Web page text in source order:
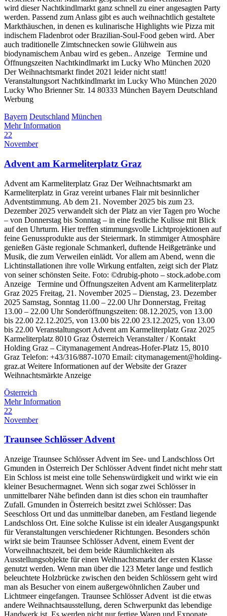
wird dieser Nachtkindlmarkt ganz schnell zu einer angesagten Party
werden. Passend zum Anlass gibt es auch weihnachtlich gestaltete
Markthäuschen, in denen es kulinarische Highlights wie Pizza mit
indischem Fladenbrot oder Brazilian-Soul-Food geben wird. Aber
auch traditionelle Zimtschnecken sowie Glühwein aus
biodynamischem Anbau wird es geben.. Anzeige Termine und
Öffnungszeiten Nachtkindlmarkt im Lucky Who München 2020
Der Weihnachtsmarkt findet 2021 leider nicht statt!
Veranstaltungsort Nachtkindlmarkt im Lucky Who München 2020
Lucky Who Brienner Str. 14 80333 München Bayern Deutschland
Werbung
Bayern Deutschland München
Mehr Information
22
November
Advent am Karmeliterplatz Graz
Advent am Karmeliterplatz Graz Der Weihnachtsmarkt am
Karmeliterplatz in Graz vereint urbanes Flair mit besinnlicher
Adventstimmung. Ab dem 21. November 2025 bis zum 23.
Dezember 2025 verwandelt sich der Platz an vier Tagen pro Woche
– von Donnerstag bis Sonntag – in eine festliche Kulisse mit Blick
auf den Uhrturm. Hier treffen stimmungsvolle Lichtprojektionen auf
feine Genussprodukte aus der Steiermark. In stimmiger Atmosphäre
genießen Gäste regionale Schmankerl, duftende Heißgetränke und
Musik, die zum Verweilen einlädt. Vor allem am Abend, wenn die
Lichtinstallationen ihre volle Wirkung entfalten, zeigt sich der Platz
von seiner schönsten Seite. Foto: ©drubig-photo – stock.adobe.com
Anzeige Termine und Öffnungszeiten Advent am Karmeliterplatz
Graz 2025 Freitag, 21. November 2025 – Dienstag, 23. Dezember
2025 Samstag, Sonntag 11.00 – 22.00 Uhr Donnerstag, Freitag
13.00 – 22.00 Uhr Sonderöffnungszeiten: 08.12.2025, von 13.00
bis 22.00 22.12.2025, von 13.00 bis 22.00 23.12.2025, von 13.00
bis 22.00 Veranstaltungsort Advent am Karmeliterplatz Graz 2025
Karmeliterplatz 8010 Graz Österreich Veranstalter / Kontakt
Holding Graz – Citymanagement Andreas-Hofer-Platz 15, 8010
Graz Telefon: +43/316/887-1070 Email: citymanagement@holding-
graz.at Weitere Informationen auf der Website der Grazer
Weihnachtsmärkte Anzeige
Österreich
Mehr Information
22
November
Traunsee Schlösser Advent
Anzeige Traunsee Schlösser Advent im See- und Landschloss Ort
Gmunden in Österreich Der Schlösser Advent findet nicht mehr statt
Ein Schloss ist meist eine tolle Sehenswürdigkeit und wirkt wie ein
kleiner Besuchermagnet. Wenn sich sogar zwei Schlösser in
unmittelbarer Nähe befinden dann ist dies schon ein traumhafter
Zufall. Gmunden in Österreich besitzt zwei Schlösser: Das
Seeschloss Ort und das unmittelbar daneben, am Festland liegende
Landschloss Ort. Eine solche Kulisse ist ein idealer Ausgangspunkt
für Veranstaltungen verschiedener Richtungen. Besonders schön
wirkt sie beim Traunsee Schlösser Advent, einem Event der
Vorweihnachtszeit, bei dem beide Räumlichkeiten als
Ausstellungsobjekte für einen Weihnachtsmarkt der ersten Klasse
genutzt werden. Wenn man über die 123 Meter lange und festlich
beleuchtete Holzbrücke zwischen den beiden Schlössern geht wird
man als Besucher von einem außergewöhnlichen Zauber und
Lichtmeer eingefangen. Traunsee Schlösser Advent ist die etwas
andere Weihnachtsausstellung, deren Schwerpunkt das lebendige